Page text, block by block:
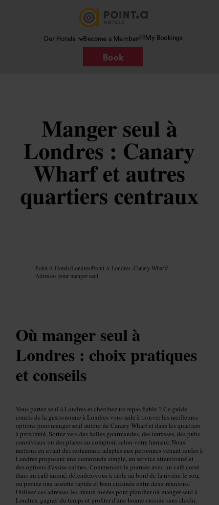
Our Hotels Become a Member My Bookings
Book
Manger seul à
Londres : Canary
Wharf et autres
quartiers centraux
Point A Hotels/Londres/Point A Londres, Canary Wharf/
Adresses pour manger seul
Où manger seul à
Londres : choix pratiques
et conseils
Vous partez seul à Londres et cherchez un repas fiable ? Ce guide
concis de la gastronomie à Londres vous aide à trouver les meilleures
options pour manger seul autour de Canary Wharf et dans les quartiers
à proximité. Sortez vers des halles gourmandes, des terrasses, des pubs
conviviaux ou des places au comptoir, selon votre humeur. Nous
mettons en avant des restaurants adaptés aux personnes venant seules à
Londres proposant une commande simple, un service attentionné et
des options d'assise calmes. Commencez la journée avec un café corsé
dans un café animé, détendez-vous à table au bord de la rivière le soir,
ou prenez une assiette rapide et bien cuisinée entre deux réunions.
Utilisez ces adresses les mieux notées pour planifier où manger seul à
Londres, gagner du temps et profiter d'une bonne cuisine sans chichi.